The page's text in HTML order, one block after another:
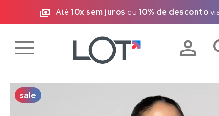
Até 10x sem juros ou 10% de desconto
sale